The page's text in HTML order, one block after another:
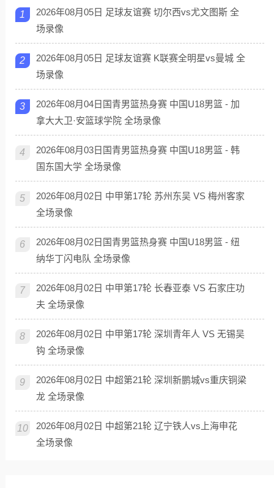
1
2026年08月05日 足球友谊赛 切尔西vs尤文图斯 全
场录像
2
2026年08月05日 足球友谊赛 K联赛全明星vs曼城 全
场录像
3
2026年08月04日国青男篮热身赛 中国U18男篮 - 加
拿大大卫·安篮球学院 全场录像
4
2026年08月03日国青男篮热身赛 中国U18男篮 - 韩
国东国大学 全场录像
5
2026年08月02日 中甲第17轮 苏州东吴 VS 梅州客家
全场录像
6
2026年08月02日国青男篮热身赛 中国U18男篮 - 纽
纳华丁闪电队 全场录像
7
2026年08月02日 中甲第17轮 长春亚泰 VS 石家庄功
夫 全场录像
8
2026年08月02日 中甲第17轮 深圳青年人 VS 无锡吴
钩 全场录像
9
2026年08月02日 中超第21轮 深圳新鹏城vs重庆铜梁
龙 全场录像
10
2026年08月02日 中超第21轮 辽宁铁人vs上海申花
全场录像